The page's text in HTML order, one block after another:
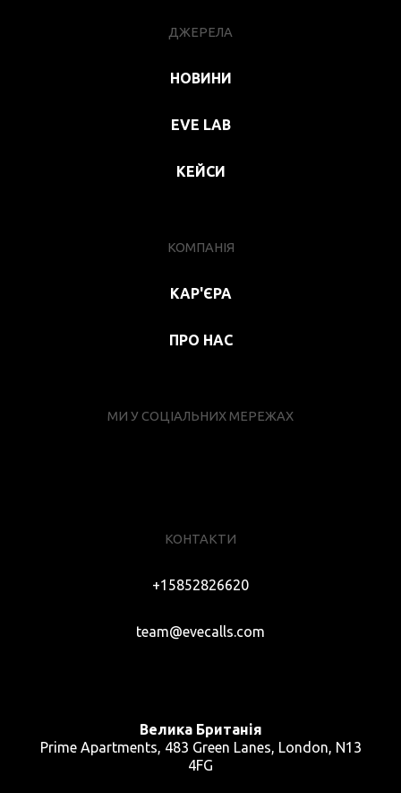
ДЖЕРЕЛА
НОВИНИ
EVE LAB
КЕЙСИ
КОМПАНІЯ
КАР'ЄРА
ПРО НАС
МИ У СОЦІАЛЬНИХ МЕРЕЖАХ
КОНТАКТИ
+15852826620
team@evecalls.com
Велика Британія
Prime Apartments, 483 Green Lanes, London, N13
4FG